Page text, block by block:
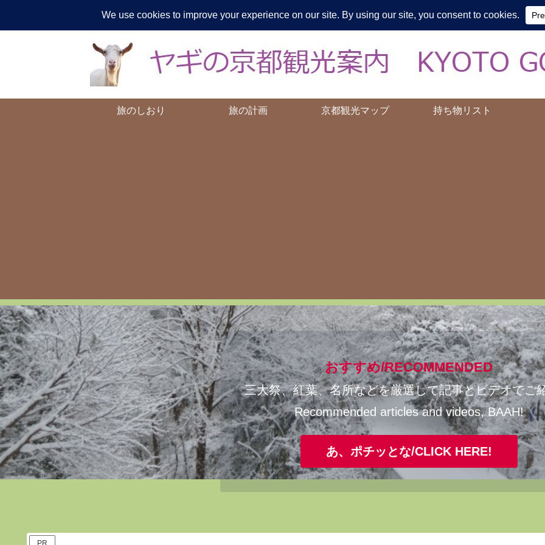
ヤギが皆様の知らない京都をご案内/ THE MOST FASCINATING KYOTO,
旅のしおり 旅の計画 京都観光マップ 持ち物リスト
おすすめ/RECOMMENDED
三大祭、紅葉、名所などを厳選して記事とビデオでご
Recommended articles and videos, BAAH!
あ、ポチッとな/CLICK HERE!
PR